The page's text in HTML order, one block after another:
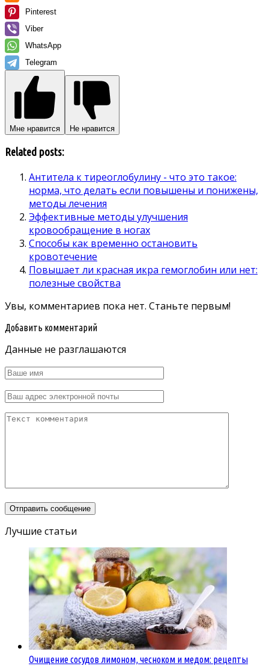
Pinterest
Viber
WhatsApp
Telegram
Мне нравится Не нравится
Related posts:
Антитела к тиреоглобулину - что это такое:
норма, что делать если повышены и понижены,
методы лечения
Эффективные методы улучшения
кровообращение в ногах
Способы как временно остановить
кровотечение
Повышает ли красная икра гемоглобин или нет:
полезные свойства
Увы, комментариев пока нет. Станьте первым!
Добавить комментарий
Данные не разглашаются
Лучшие статьи
Очищение сосудов лимоном, чесноком и медом: рецепты